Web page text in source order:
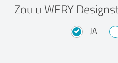
Zou u WERY
JA